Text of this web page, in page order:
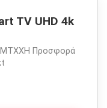
TV UHD 4k
Προσφορά